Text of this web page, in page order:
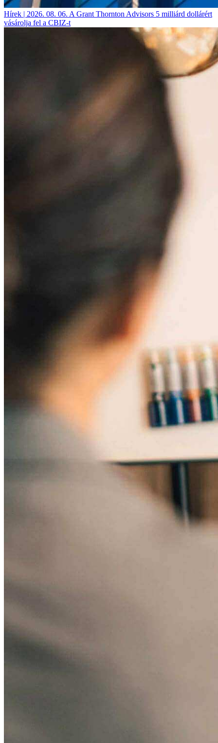
Hírek | 2026. 08. 06. A Grant Thornton Advisors 5 milliárd dollárért
vásárolja fel a CBIZ-t